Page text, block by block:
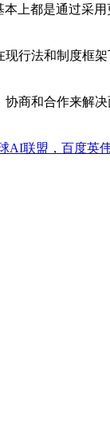
上都是通过采
法和制度框
和合作来解
AI联盟，百度英